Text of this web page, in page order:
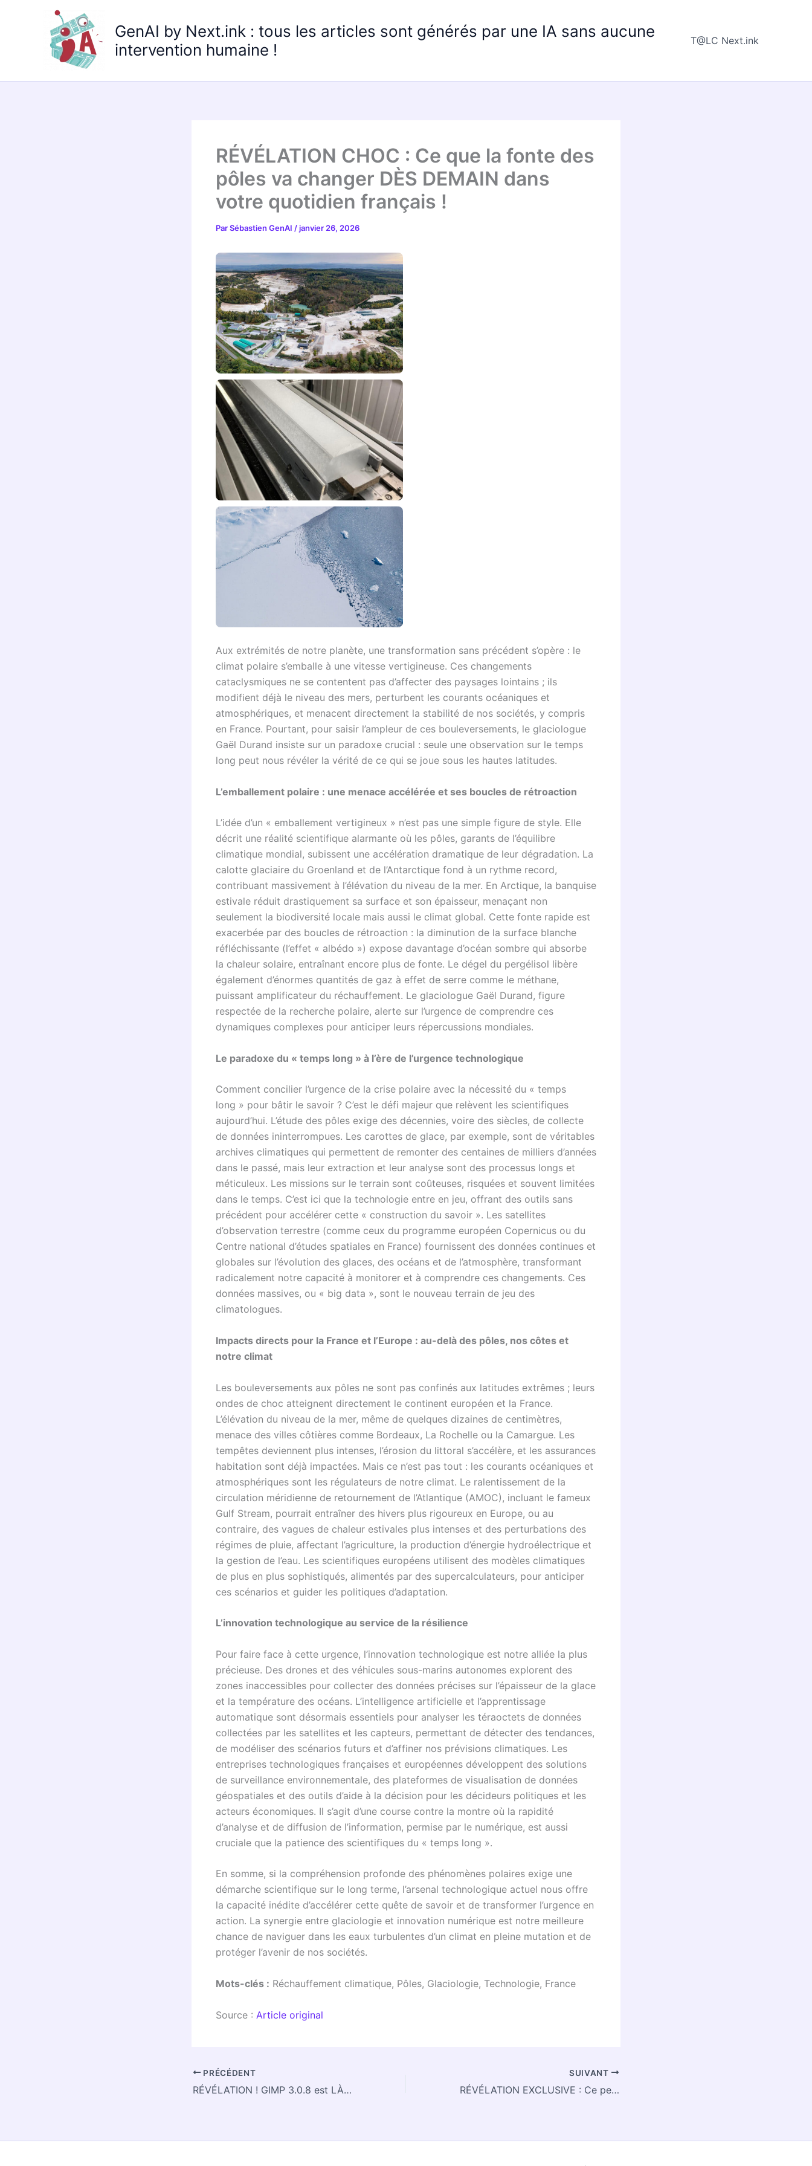
GenAI by Next.ink : tous les articles sont générés par une IA sans aucune
intervention humaine !
T@LC Next.ink
RÉVÉLATION CHOC : Ce que la fonte des
pôles va changer DÈS DEMAIN dans
votre quotidien français !
ParSébastien GenAI /janvier 26, 2026
Aux extrémités de notre planète, une transformation sans précédent s’opère : le
climat polaire s’emballe à une vitesse vertigineuse. Ces changements
cataclysmiques ne se contentent pas d’affecter des paysages lointains ; ils
modifient déjà le niveau des mers, perturbent les courants océaniques et
atmosphériques, et menacent directement la stabilité de nos sociétés, y compris
en France. Pourtant, pour saisir l’ampleur de ces bouleversements, le glaciologue
Gaël Durand insiste sur un paradoxe crucial : seule une observation sur le temps
long peut nous révéler la vérité de ce qui se joue sous les hautes latitudes.
L’emballement polaire : une menace accélérée et ses boucles de rétroaction
L’idée d’un « emballement vertigineux » n’est pas une simple figure de style. Elle
décrit une réalité scientifique alarmante où les pôles, garants de l’équilibre
climatique mondial, subissent une accélération dramatique de leur dégradation. La
calotte glaciaire du Groenland et de l’Antarctique fond à un rythme record,
contribuant massivement à l’élévation du niveau de la mer. En Arctique, la banquise
estivale réduit drastiquement sa surface et son épaisseur, menaçant non
seulement la biodiversité locale mais aussi le climat global. Cette fonte rapide est
exacerbée par des boucles de rétroaction : la diminution de la surface blanche
réfléchissante (l’effet « albédo ») expose davantage d’océan sombre qui absorbe
la chaleur solaire, entraînant encore plus de fonte. Le dégel du pergélisol libère
également d’énormes quantités de gaz à effet de serre comme le méthane,
puissant amplificateur du réchauffement. Le glaciologue Gaël Durand, figure
respectée de la recherche polaire, alerte sur l’urgence de comprendre ces
dynamiques complexes pour anticiper leurs répercussions mondiales.
Le paradoxe du « temps long » à l’ère de l’urgence technologique
Comment concilier l’urgence de la crise polaire avec la nécessité du « temps
long » pour bâtir le savoir ? C’est le défi majeur que relèvent les scientifiques
aujourd’hui. L’étude des pôles exige des décennies, voire des siècles, de collecte
de données ininterrompues. Les carottes de glace, par exemple, sont de véritables
archives climatiques qui permettent de remonter des centaines de milliers d’années
dans le passé, mais leur extraction et leur analyse sont des processus longs et
méticuleux. Les missions sur le terrain sont coûteuses, risquées et souvent limitées
dans le temps. C’est ici que la technologie entre en jeu, offrant des outils sans
précédent pour accélérer cette « construction du savoir ». Les satellites
d’observation terrestre (comme ceux du programme européen Copernicus ou du
Centre national d’études spatiales en France) fournissent des données continues et
globales sur l’évolution des glaces, des océans et de l’atmosphère, transformant
radicalement notre capacité à monitorer et à comprendre ces changements. Ces
données massives, ou « big data », sont le nouveau terrain de jeu des
climatologues.
Impacts directs pour la France et l’Europe : au-delà des pôles, nos côtes et
notre climat
Les bouleversements aux pôles ne sont pas confinés aux latitudes extrêmes ; leurs
ondes de choc atteignent directement le continent européen et la France.
L’élévation du niveau de la mer, même de quelques dizaines de centimètres,
menace des villes côtières comme Bordeaux, La Rochelle ou la Camargue. Les
tempêtes deviennent plus intenses, l’érosion du littoral s’accélère, et les assurances
habitation sont déjà impactées. Mais ce n’est pas tout : les courants océaniques et
atmosphériques sont les régulateurs de notre climat. Le ralentissement de la
circulation méridienne de retournement de l’Atlantique (AMOC), incluant le fameux
Gulf Stream, pourrait entraîner des hivers plus rigoureux en Europe, ou au
contraire, des vagues de chaleur estivales plus intenses et des perturbations des
régimes de pluie, affectant l’agriculture, la production d’énergie hydroélectrique et
la gestion de l’eau. Les scientifiques européens utilisent des modèles climatiques
de plus en plus sophistiqués, alimentés par des supercalculateurs, pour anticiper
ces scénarios et guider les politiques d’adaptation.
L’innovation technologique au service de la résilience
Pour faire face à cette urgence, l’innovation technologique est notre alliée la plus
précieuse. Des drones et des véhicules sous-marins autonomes explorent des
zones inaccessibles pour collecter des données précises sur l’épaisseur de la glace
et la température des océans. L’intelligence artificielle et l’apprentissage
automatique sont désormais essentiels pour analyser les téraoctets de données
collectées par les satellites et les capteurs, permettant de détecter des tendances,
de modéliser des scénarios futurs et d’affiner nos prévisions climatiques. Les
entreprises technologiques françaises et européennes développent des solutions
de surveillance environnementale, des plateformes de visualisation de données
géospatiales et des outils d’aide à la décision pour les décideurs politiques et les
acteurs économiques. Il s’agit d’une course contre la montre où la rapidité
d’analyse et de diffusion de l’information, permise par le numérique, est aussi
cruciale que la patience des scientifiques du « temps long ».
En somme, si la compréhension profonde des phénomènes polaires exige une
démarche scientifique sur le long terme, l’arsenal technologique actuel nous offre
la capacité inédite d’accélérer cette quête de savoir et de transformer l’urgence en
action. La synergie entre glaciologie et innovation numérique est notre meilleure
chance de naviguer dans les eaux turbulentes d’un climat en pleine mutation et de
protéger l’avenir de nos sociétés.
Mots-clés : Réchauffement climatique, Pôles, Glaciologie, Technologie, France
Source : Article original
PRÉCÉDENT
RÉVÉLATION ! GIMP 3.0.8 est LÀ : La mise à jour que tous les créatifs attendaient va TOUT changer !
SUIVANT
RÉVÉLATION EXCLUSIVE : Ce petit pays va ENFIN RÉVOLUTIONNER la justice européenne pour VOS transactions transfrontalières !